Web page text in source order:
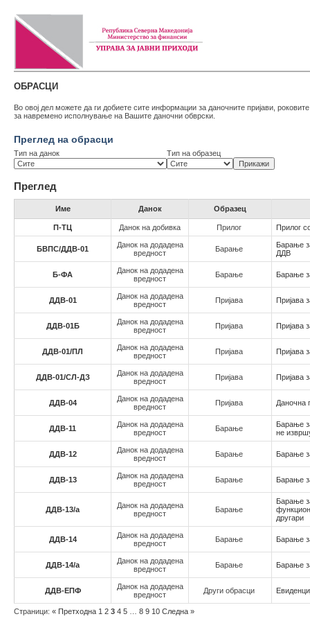
ОБРАСЦИ
Во овој дел можете да ги добиете сите информации за даночните пријави,
за навремено исполнување на Вашите даночни обврски.
Преглед на обрасци
Тип на данок Тип на образец
Преглед
Име Данок Образец
П-ТЦ Данок на добивка Прилог Прилог
БВПС/ДДВ-01
Данок на додадена
вредност
Барање
Барање
ДДВ
Б-ФА
Данок на додадена
вредност
Барање Барање
ДДВ-01
Данок на додадена
вредност
Пријава Пријава
ДДВ-01Б
Данок на додадена
вредност
Пријава Пријава
ДДВ-01/ПЛ
Данок на додадена
вредност
Пријава Пријава
ДДВ-01/СЛ-ДЗ
Данок на додадена
вредност
Пријава Пријава
ДДВ-04
Данок на додадена
вредност
Пријава Даночна
ДДВ-11
Данок на додадена
вредност
Барање
Барање
не
ДДВ-12
Данок на додадена
вредност
Барање Барање
ДДВ-13
Данок на додадена
вредност
Барање Барање
ДДВ-13/а
Данок на додадена
вредност
Барање
Барање
другари
ДДВ-14
Данок на додадена
вредност
Барање Барање
ДДВ-14/а
Данок на додадена
вредност
Барање Барање
ДДВ-ЕПФ
Данок на додадена
вредност
Други обрасци
Страници: « Претходна 1 2 3 4 5 8 9 10 Следна »